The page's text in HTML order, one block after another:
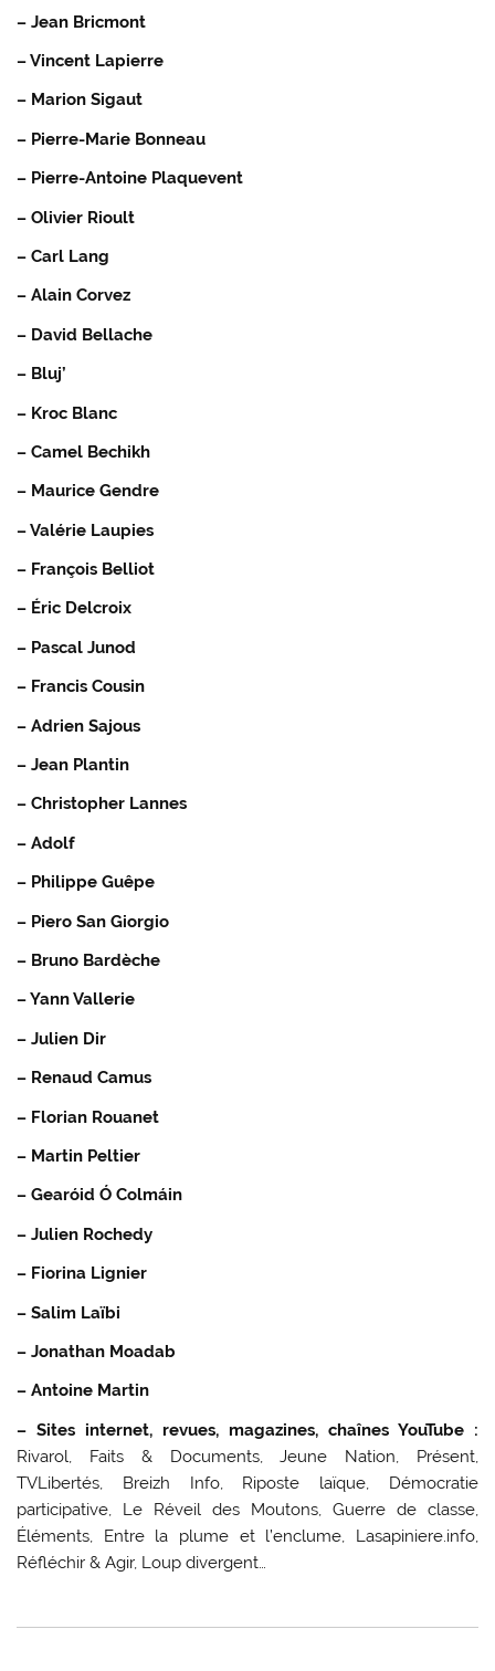
– Jean Bricmont
– Vincent Lapierre
– Marion Sigaut
– Pierre-Marie Bonneau
– Pierre-Antoine Plaquevent
– Olivier Rioult
– Carl Lang
– Alain Corvez
– David Bellache
– Bluj’
– Kroc Blanc
– Camel Bechikh
– Maurice Gendre
– Valérie Laupies
– François Belliot
– Éric Delcroix
– Pascal Junod
– Francis Cousin
– Adrien Sajous
– Jean Plantin
– Christopher Lannes
– Adolf
– Philippe Guêpe
– Piero San Giorgio
– Bruno Bardèche
– Yann Vallerie
– Julien Dir
– Renaud Camus
– Florian Rouanet
– Martin Peltier
– Gearóid Ó Colmáin
– Julien Rochedy
– Fiorina Lignier
– Salim Laïbi
– Jonathan Moadab
– Antoine Martin
– Sites internet, revues, magazines, chaînes YouTube :
Rivarol, Faits & Documents, Jeune Nation, Présent,
TVLibertés, Breizh Info, Riposte laïque, Démocratie
participative, Le Réveil des Moutons, Guerre de classe,
Éléments, Entre la plume et l’enclume, Lasapiniere.info,
Réfléchir & Agir, Loup divergent…